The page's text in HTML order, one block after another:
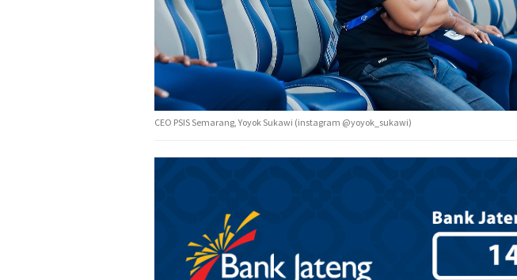
CEO PSIS Semarang, Yoyok Sukawi (instagram @yoyok_sukawi)